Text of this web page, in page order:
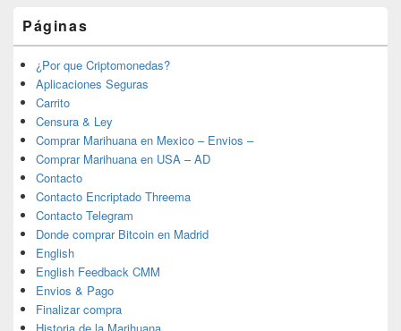
Páginas
¿Por que Criptomonedas?
Aplicaciones Seguras
Carrito
Censura & Ley
Comprar Marihuana en Mexico – Envios –
Comprar Marihuana en USA – AD
Contacto
Contacto Encriptado Threema
Contacto Telegram
Donde comprar Bitcoin en Madrid
English
English Feedback CMM
Envios & Pago
Finalizar compra